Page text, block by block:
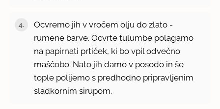
Ocvremo jih v vročem olju do zlato -
rumene barve. Ocvrte tulumbe polagamo
na papirnati prtiček, ki bo vpil odvečno
maščobo. Nato jih damo v posodo in še
tople polijemo s predhodno pripravljenim
sladkornim sirupom.